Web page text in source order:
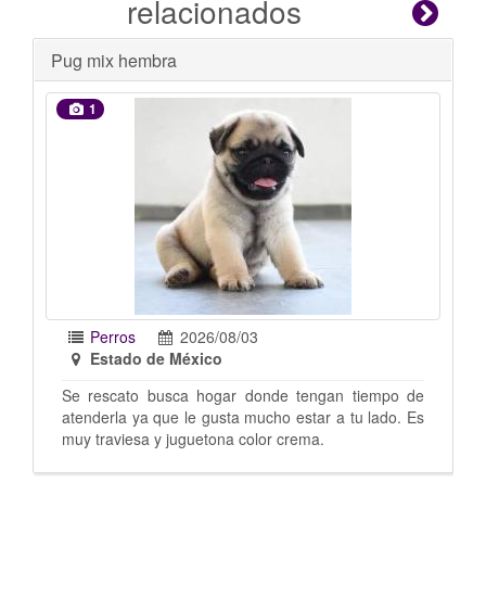
relacionados
tiempo de
tu lado. Es
Se busca hogar
Perros
Estado de México
Mix de pug con chihuahua, la rescate pero no
puedo quedar ya tengo 8 perros. Tiene
año o menos Imagen sugestiva no me dejó